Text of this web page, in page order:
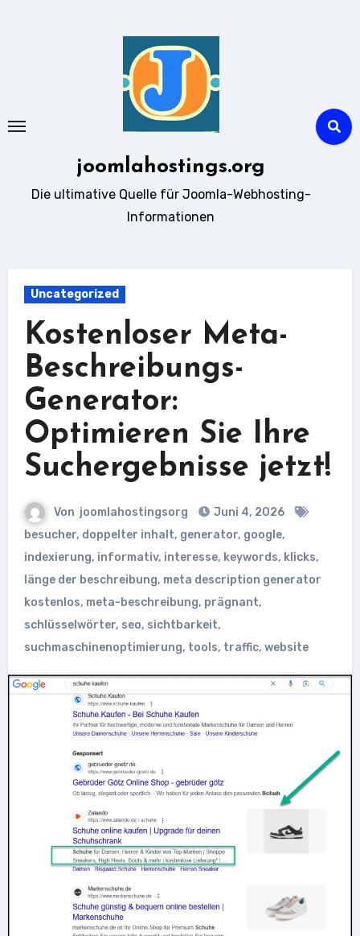
joomlahostings.org
Die ultimative Quelle für Joomla-Webhosting-
Informationen
Uncategorized
Kostenloser Meta-
Beschreibungs-
Generator:
Optimieren Sie Ihre
Suchergebnisse jetzt!
Von joomlahostingsorg
Juni 4, 2026
besucher, doppelter inhalt, generator, google,
indexierung, informativ, interesse, keywords, klicks,
länge der beschreibung, meta description generator
kostenlos, meta-beschreibung, prägnant,
schlüsselwörter, seo, sichtbarkeit,
suchmaschinenoptimierung, tools, traffic, website